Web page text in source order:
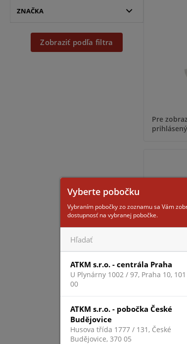
ZNAČKA
Zobraziť podľa filtra
Pre
prihlásený
Pre
prihlásený
Vyberte pobočku
Vybraním pobočky zo zoznamu sa Vám
dostupnosť na vybranej pobočke.
ATKM s.r.o. - centrála Praha
U Plynárny 1002 / 97, Praha 10, 101
00
ATKM s.r.o. - pobočka České
Budějovice
Husova třída 1777 / 131, České
Budějovice, 370 05